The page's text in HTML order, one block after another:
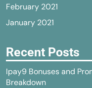
February 2021
January 2021
Recent Posts
Ipay9 Bonuses and
Breakdown